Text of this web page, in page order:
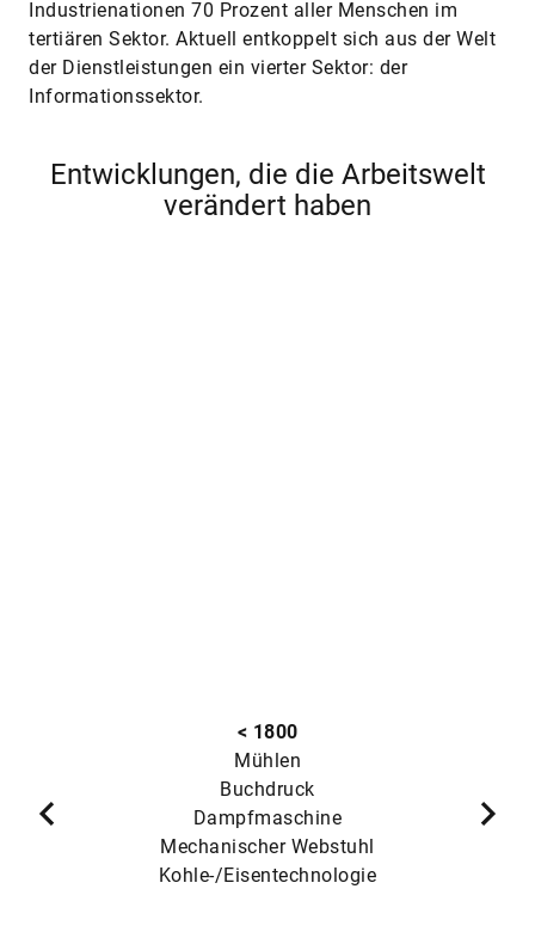
Industrienationen 70 Prozent aller Menschen im
tertiären Sektor. Aktuell entkoppelt sich aus der Welt
der Dienstleistungen ein vierter Sektor: der
Informationssektor.
Entwicklungen, die die Arbeitswelt
verändert haben
< 1800
Mühlen
Buchdruck
Dampfmaschine
Mechanischer Webstuhl
Kohle-/Eisentechnologie